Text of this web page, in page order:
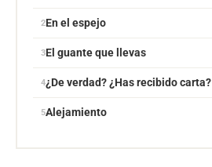
En el espejo
El guante que llevas
¿De verdad? ¿Has recibido carta?
Alejamiento